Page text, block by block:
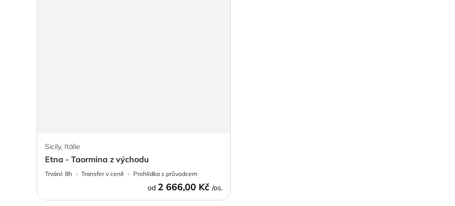
Sicily, Itálie
Etna - Taormina z východu
Trvání: 8h Transfer v ceně Prohlídka s průvodcem
od 2 666,00 Kč /os.